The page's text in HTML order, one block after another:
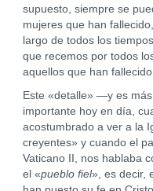
supuesto, siempre se
mujeres que han
largo de todos los
que recemos por todos
aquellos que han
Este «detalle» —y es
importante hoy en día,
acostumbrado a ver a la
creyentes» y cuando el
Vaticano II, nos hablaba
el «pueblo fiel», es decir,